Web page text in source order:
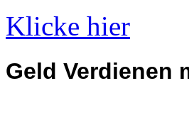
Klicke hier
Geld Verdienen